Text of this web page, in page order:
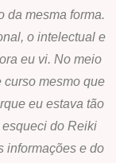
da mesma forma.
o intelectual e
eu vi. No meio
mesmo que
eu estava tão
do Reiki
informações e do